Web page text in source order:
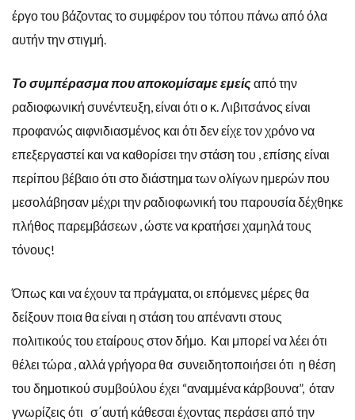
έργο του βάζοντας το συμφέρον του τόπου πάνω από όλα
αυτήν την στιγμή.
Το συμπέρασμα που αποκομίσαμε εμείςαπό την
ραδιοφωνική συνέντευξη, είναι ότι ο κ. Λιβιτσάνος είναι
προφανώς αιφνιδιασμένος και ότι δεν είχε τον χρόνο να
επεξεργαστεί και να καθορίσει την στάση του , επίσης είναι
περίπου βέβαιο ότι στο διάστημα των ολίγων ημερών που
μεσολάβησαν μέχρι την ραδιοφωνική του παρουσία δέχθηκε
πλήθος παρεμβάσεων , ώστε να κρατήσει χαμηλά τους
τόνους!
Όπως και να έχουν τα πράγματα, οι επόμενες μέρες θα
δείξουν ποια θα είναι η στάση του απέναντι στους
πολιτικούς του εταίρους στον δήμο. Και μπορεί να λέει ότι
θέλει τώρα , αλλά γρήγορα θα συνειδητοποιήσει ότι η θέση
του δημοτικού συμβούλου έχει “αναμμένα κάρβουνα”, όταν
γνωρίζεις ότι σ΄αυτή κάθεσαι έχοντας περάσει από την